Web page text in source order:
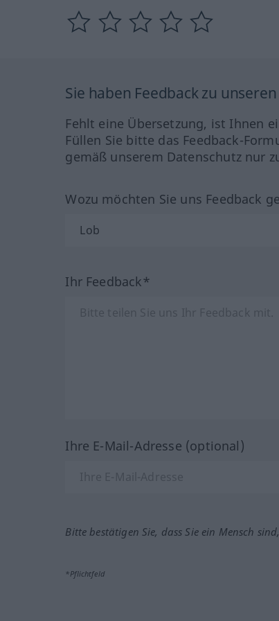
Sie haben Feedback zu
Fehlt eine Übersetzung, ist Ihnen
Füllen Sie bitte das Feedback-
gemäß unserem Datenschutz nur
Wozu möchten Sie uns Feedback
Ihr Feedback*
Ihre E-Mail-Adresse (optional)
Bitte bestätigen Sie, dass Sie ein Mensch
*Pflichtfeld